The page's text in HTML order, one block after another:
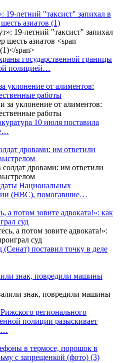
19-летний "таксист" запихал в
азиатов (1)
государственной границы
полицией…
уклонение от алиментов:
работы
10 июля поставила
дровами: им ответили
Национальных
(НВС), помогавшие…
а потом зовите адвоката!»: как
суд
поставил точку в деле
знак, повредили машины
регионального
полиции разыскивает
в термосе, порошок в
с запрещенкой (фото) (3)